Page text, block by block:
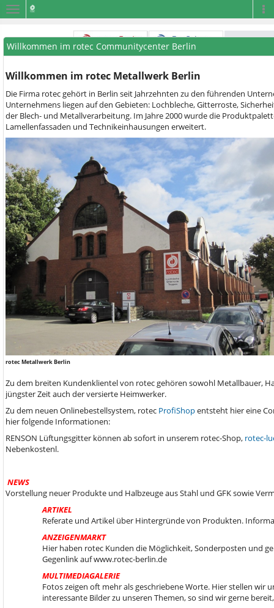
Navigation
Willkommen im rotec Communitycenter Berlin
Willkommen im rotec Metallwerk Berlin
Die Firma rotec gehört in Berlin seit Jahrzehnten zu den führenden
Unternehmens liegen auf den Gebieten: Lochbleche, Gitterroste,
der Blech- und Metallverarbeitung. Im Jahre 2000 wurde die
Lamellenfassaden und Technikeinhausungen erweitert.
rotec Metallwerk Berlin
Zu dem breiten Kundenklientel von rotec gehören sowohl Metallbauer,
jüngster Zeit auch der versierte Heimwerker.
Zu dem neuen Onlinebestellsystem, rotec ProfiShopentsteht hier eine
hier folgende Informationen:
RENSON Lüftungsgitter können ab sofort in unserem rotec-Shop, rotec-
Nebenkostenl.
NEWS
Vorstellung neuer Produkte und Halbzeuge aus Stahl und GFK sowie
ARTIKEL
Referate und Artikel über Hintergründe von Produkten.
ANZEIGENMARKT
Hier haben rotec Kunden die Möglichkeit, Sonderposten und
Gegenlink auf www.rotec-berlin.de
MULTIMEDIAGALERIE
Fotos zeigen oft mehr als geschriebene Worte. Hier stellen wir
interessante Bilder zu unseren Themen, so sind wir gerne